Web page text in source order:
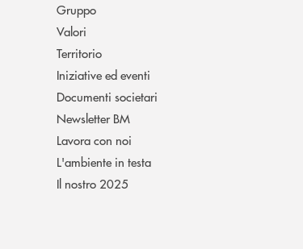
Gruppo
Valori
Territorio
Iniziative ed eventi
Documenti societari
Newsletter BM
Lavora con noi
L'ambiente in testa
Il nostro 2025